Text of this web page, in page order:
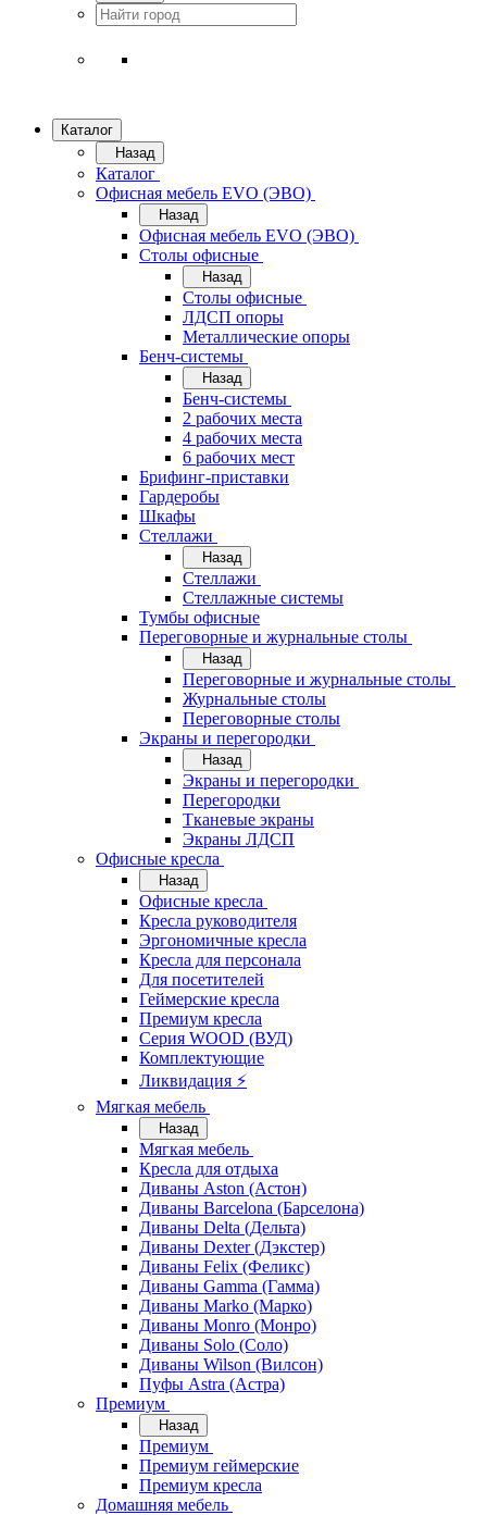
Каталог
Назад
Каталог
Офисная мебель EVO (ЭВО)
Назад
Офисная мебель EVO (ЭВО)
Cтолы офисные
Назад
Cтолы офисные
ЛДСП опоры
Металлические опоры
Бенч-системы
Назад
Бенч-системы
2 рабочих места
4 рабочих места
6 рабочих мест
Брифинг-приставки
Гардеробы
Шкафы
Стеллажи
Назад
Стеллажи
Стеллажные системы
Тумбы офисные
Переговорные и журнальные столы
Назад
Переговорные и журнальные столы
Журнальные столы
Переговорные столы
Экраны и перегородки
Назад
Экраны и перегородки
Перегородки
Тканевые экраны
Экраны ЛДСП
Офисные кресла
Назад
Офисные кресла
Кресла руководителя
Эргономичные кресла
Кресла для персонала
Для посетителей
Геймерские кресла
Премиум кресла
Серия WOOD (ВУД)
Комплектующие
Ликвидация ⚡
Мягкая мебель
Назад
Мягкая мебель
Кресла для отдыха
Диваны Aston (Астон)
Диваны Barcelona (Барселона)
Диваны Delta (Дельта)
Диваны Dexter (Дэкстер)
Диваны Felix (Феликс)
Диваны Gamma (Гамма)
Диваны Marko (Марко)
Диваны Monro (Монро)
Диваны Solo (Соло)
Диваны Wilson (Вилсон)
Пуфы Astra (Астра)
Премиум
Назад
Премиум
Премиум геймерские
Премиум кресла
Домашняя мебель